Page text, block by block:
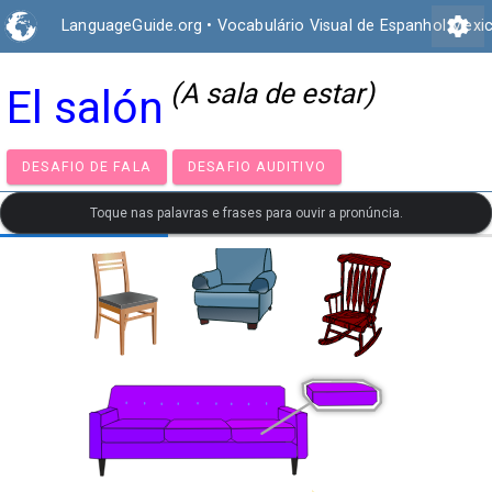
LanguageGuide.org • Vocabulário Visual de Espanholsettings
El salón (A sala de estar)
DESAFIO DE FALA DESAFIO AUDITIVO
Toque nas palavras e frases para ouvir a pronúncia.